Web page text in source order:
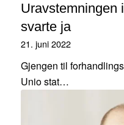
Uravstemningen
svarte ja
21. juni 2022
Gjengen til
Unio stat…